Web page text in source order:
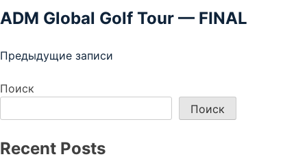
ADM Global Golf Tour — FINAL
Навигация
по
Предыдущие записи
Поиск
Поиск
Recent Posts